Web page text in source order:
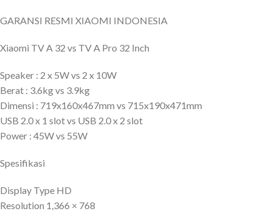
GARANSI RESMI XIAOMI INDONESIA
Xiaomi TV A 32 vs TV A Pro 32 Inch
Speaker : 2 x 5W vs 2 x 10W
Berat : 3.6kg vs 3.9kg
Dimensi : 719x160x467mm vs 715x190x471mm
USB 2.0 x 1 slot vs USB 2.0 x 2 slot
Power : 45W vs 55W
Spesifikasi
Display Type HD
Resolution 1,366 × 768